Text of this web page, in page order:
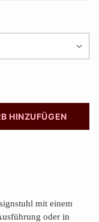
HINZUFÜGEN
mit einem
oder in